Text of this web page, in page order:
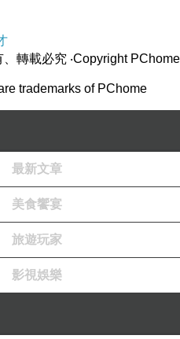
、轉載必究 ‧Copyright PChome
trademarks of PChome
最新文章
美食饗宴
旅遊玩家
影視娛樂